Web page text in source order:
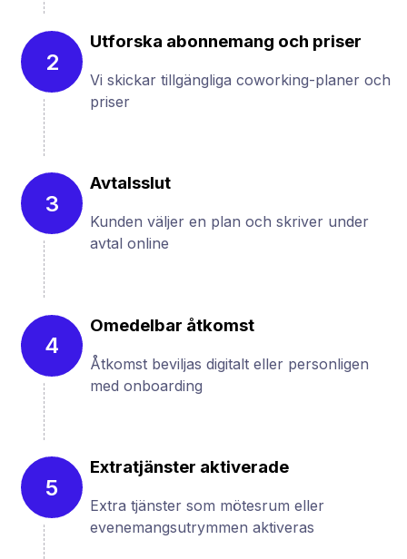
2
Utforska abonnemang och priser
Vi skickar tillgängliga coworking-planer och
priser
3
Avtalsslut
Kunden väljer en plan och skriver under
avtal online
4
Omedelbar åtkomst
Åtkomst beviljas digitalt eller personligen
med onboarding
5
Extratjänster aktiverade
Extra tjänster som mötesrum eller
evenemangsutrymmen aktiveras